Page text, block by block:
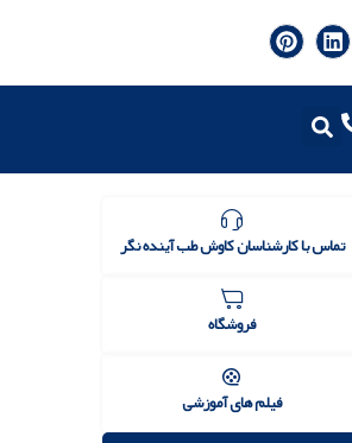
تماس با کارشناسان کاوش طب آینده نگر
فروشگاه
فیلم های آموزشی